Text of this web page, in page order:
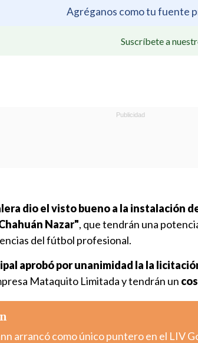
Agréganos como tu fuente
Suscríbete a
dio el visto bueno a la instalación
Nazar", que tendrán una
del fútbol profesional.
aprobó por unanimidad la la
Mataquito Limitada y tendrán un
arrancó como único puntero en el LIV